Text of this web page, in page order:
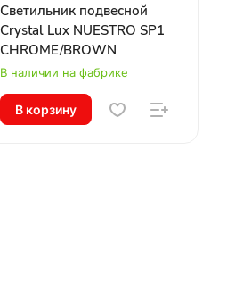
Светильник подвесной
Crystal Lux NUESTRO SP1
CHROME/BROWN
В наличии на фабрике
В корзину